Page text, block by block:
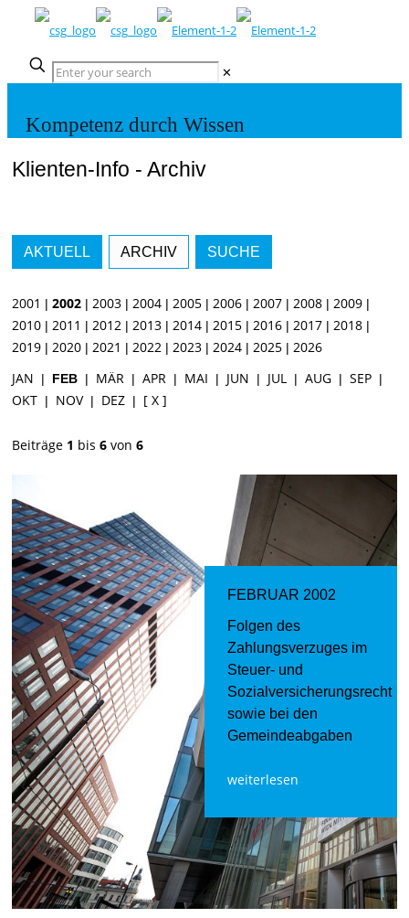
✕
Kompetenz durch Wissen
Klienten-Info - Archiv
AKTUELL ARCHIV SUCHE
2001 | 2002 | 2003 | 2004 | 2005 | 2006 | 2007 | 2008 | 2009 |
2010 | 2011 | 2012 | 2013 | 2014 | 2015 | 2016 | 2017 | 2018 |
2019 | 2020 | 2021 | 2022 | 2023 | 2024 | 2025 | 2026
JAN | FEB | MÄR | APR | MAI | JUN | JUL | AUG | SEP |
OKT | NOV| DEZ | [ X ]
Beiträge 1 bis 6 von 6
FEBRUAR 2002
Folgen des
Zahlungsverzuges im
Steuer- und
Sozialversicherungsrecht
sowie bei den
Gemeindeabgaben
weiterlesen